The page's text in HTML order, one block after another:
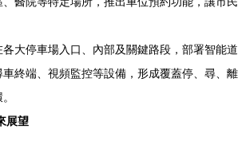
各大停車場入口、內部及關鍵路段，部署智能道
終端、視頻監控等設備，形成覆蓋停、尋、離
展望